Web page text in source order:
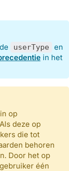
userType en
in het
op
deze op
die tot
behoren
Door het op
één